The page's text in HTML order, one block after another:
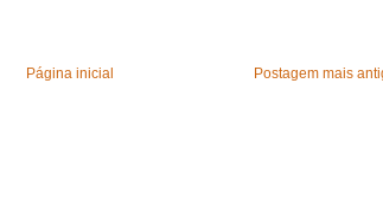
Postagem mais
Página inicial